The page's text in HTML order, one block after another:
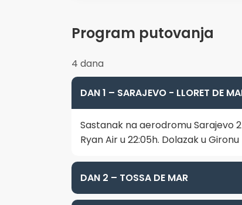
Program putovanja
4 dana
DAN 1 – SARAJEVO - LLORET DE
Sastanak na aerodromu Sarajevo
Ryan Air u 22:05h. Dolazak u
DAN 2 – TOSSA DE MAR